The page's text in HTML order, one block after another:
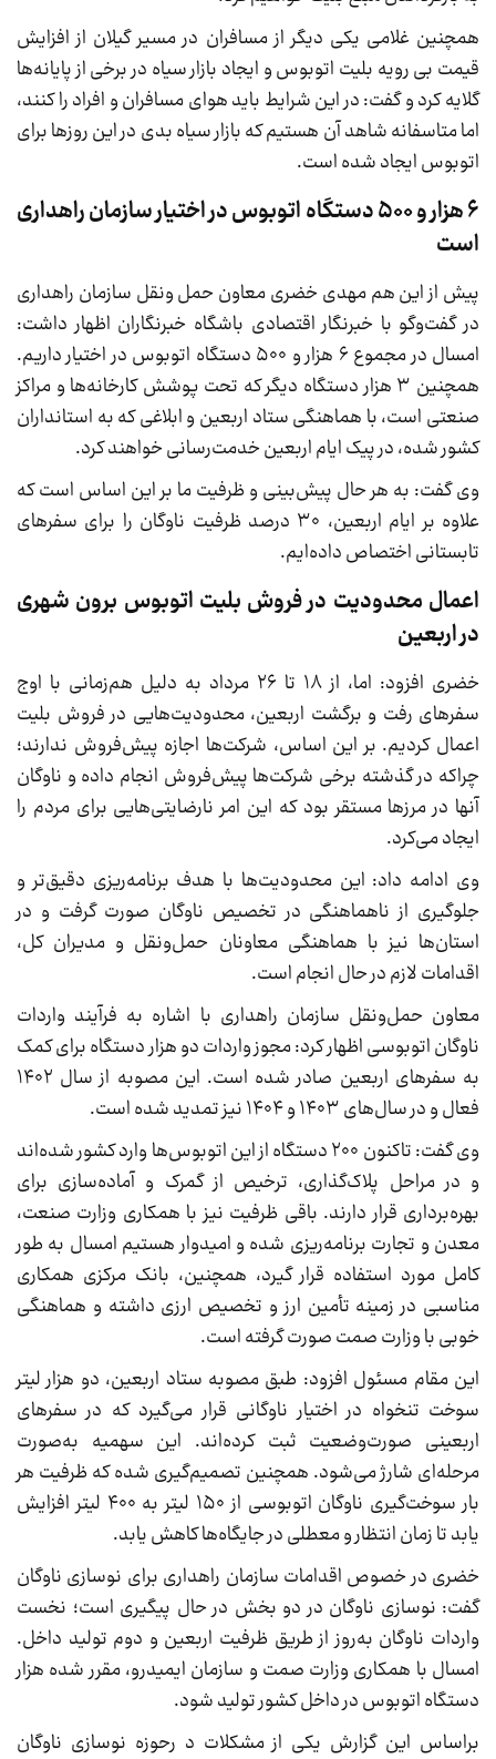
همچنین غلامی یکی دیگر از مسافران در مسیر گیلان از افزایش
قیمت بی رویه بلیت اتوبوس و ایجاد بازار سیاه در برخی از پایانه‌ها
گلایه کرد و گفت: در این شرایط باید هوای مسافران و افراد را کنند،
اما متاسفانه شاهد آن هستیم که بازار سیاه بدی در این روز‌ها برای
اتوبوس ایجاد شده است.
۶ هزار و ۵۰۰ دستگاه اتوبوس در اختیار سازمان راهداری
است
پیش از این هم مهدی خضری معاون حمل ونقل سازمان راهداری
در گفت‌و‌گو با خبرنگار اقتصادی باشگاه خبرنگاران اظهار داشت:
امسال در مجموع ۶ هزار و ۵۰۰ دستگاه اتوبوس در اختیار داریم.
همچنین ۳ هزار دستگاه دیگر که تحت پوشش کارخانه‌ها و مراکز
صنعتی است، با هماهنگی ستاد اربعین و ابلاغی که به استانداران
کشور شده، در پیک ایام اربعین خدمت‌رسانی خواهند کرد.
وی گفت: به هر حال پیش‌بینی و ظرفیت ما بر این اساس است که
علاوه بر ایام اربعین، ۳۰ درصد ظرفیت ناوگان را برای سفر‌های
تابستانی اختصاص داده‌ایم.
اعمال محدودیت در فروش بلیت اتوبوس برون شهری
در اربعین
خضری افزود: اما، از ۱۸ تا ۲۶ مرداد به دلیل هم‌زمانی با اوج
سفر‌های رفت و برگشت اربعین، محدودیت‌هایی در فروش بلیت
اعمال کردیم. بر این اساس، شرکت‌ها اجازه پیش‌فروش ندارند؛
چراکه در گذشته برخی شرکت‌ها پیش‌فروش انجام داده و ناوگان
آنها در مرز‌ها مستقر بود که این امر نارضایتی‌هایی برای مردم را
ایجاد می‌کرد.
وی ادامه داد: این محدودیت‌ها با هدف برنامه‌ریزی دقیق‌تر و
جلوگیری از ناهماهنگی در تخصیص ناوگان صورت گرفت و در
استان‌ها نیز با هماهنگی معاونان حمل‌ونقل و مدیران کل،
اقدامات لازم در حال انجام است.
معاون حمل‌ونقل سازمان راهداری با اشاره به فرآیند واردات
ناوگان اتوبوسی اظهار کرد: مجوز واردات دو هزار دستگاه برای کمک
به سفر‌های اربعین صادر شده است. این مصوبه از سال ۱۴۰۲
فعال و در سال‌های ۱۴۰۳ و ۱۴۰۴ نیز تمدید شده است.
وی گفت: تاکنون ۲۰۰ دستگاه از این اتوبوس‌ها وارد کشور شده‌اند
و در مراحل پلاک‌گذاری، ترخیص از گمرک و آماده‌سازی برای
بهره‌برداری قرار دارند. باقی ظرفیت نیز با همکاری وزارت صنعت،
معدن و تجارت برنامه‌ریزی شده و امیدوار هستیم امسال به طور
کامل مورد استفاده قرار گیرد، همچنین، بانک مرکزی همکاری
مناسبی در زمینه تأمین ارز و تخصیص ارزی داشته و هماهنگی
خوبی با وزارت صمت صورت گرفته است.
این مقام مسئول افزود: طبق مصوبه ستاد اربعین، دو هزار لیتر
سوخت تنخواه در اختیار ناوگانی قرار می‌گیرد که در سفر‌های
اربعینی صورت‌وضعیت ثبت کرده‌اند. این سهمیه به‌صورت
مرحله‌ای شارژ می‌شود. همچنین تصمیم‌گیری شده که ظرفیت هر
بار سوخت‌گیری ناوگان اتوبوسی از ۱۵۰ لیتر به ۴۰۰ لیتر افزایش
یابد تا زمان انتظار و معطلی در جایگاه‌ها کاهش یابد.
خضری در خصوص اقدامات سازمان راهداری برای نوسازی ناوگان
گفت: نوسازی ناوگان در دو بخش در حال پیگیری است؛ نخست
واردات ناوگان به‌روز از طریق ظرفیت اربعین و دوم تولید داخل.
امسال با همکاری وزارت صمت و سازمان ایمیدرو، مقرر شده هزار
دستگاه اتوبوس در داخل کشور تولید شود.
براساس این گزارش یکی از مشکلات د رحوزه نوسازی ناوگان